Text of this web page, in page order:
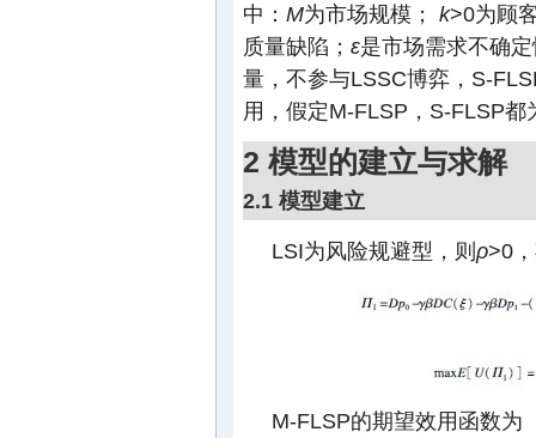
中： M为市场规模； k>0为顾
质量缺陷； ε是市场需求不确
量，不参与LSSC博弈，S-
用，假定M-FLSP，S-FLSP都
2 模型的建立与求解
2.1 模型建立
LSI为风险规避型，则ρ>0
M-FLSP的期望效用函数为